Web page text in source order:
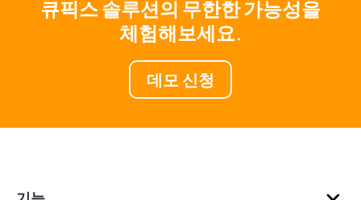
큐픽스 솔루션의 무한한 가능성을
체험해보세요.
데모 신청